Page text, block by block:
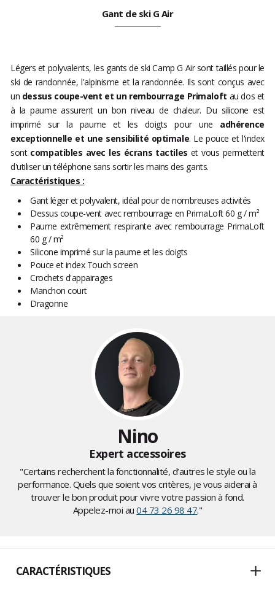
Gant de ski G Air
Légers et polyvalents, les gants de ski Camp G Air sont taillés pour le
ski de randonnée, l'alpinisme et la randonnée. Ils sont conçus avec
un dessus coupe-vent et un rembourrage Primaloft au dos et
à la paume assurent un bon niveau de chaleur. Du silicone est
imprimé sur la paume et les doigts pour une adhérence
exceptionnelle et une sensibilité optimale. Le pouce et l'index
sontcompatibles avec les écrans tactiles et vous permettent
d'utiliser un téléphone sans sortir les mains des gants.
Caractéristiques :
Gant léger et polyvalent, idéal pour de nombreuses activités
Dessus coupe-vent avec rembourrage en PrimaLoft 60 g / m²
Paume extrêmement respirante avec rembourrage PrimaLoft
60 g / m²
Silicone imprimé sur la paume et les doigts
Pouce et index Touch screen
Crochets d'appairages
Manchon court
Dragonne
Nino
Expert accessoires
"Certains recherchent la fonctionnalité, d’autres le style ou la
performance. Quels que soient vos critères, je vous aiderai à
trouver le bon produit pour vivre votre passion à fond.
Appelez-moi au04 73 26 98 47."
CARACTÉRISTIQUES